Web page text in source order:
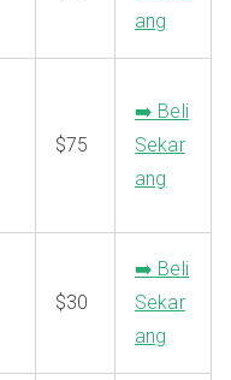
ang
$75
➡️ Beli
Sekar
ang
$30
➡️ Beli
Sekar
ang